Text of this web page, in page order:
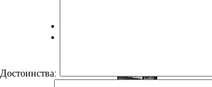
Достоинства: